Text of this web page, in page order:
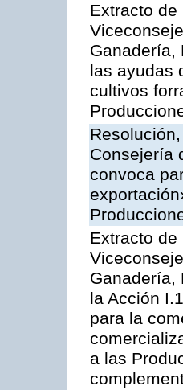
Extracto
Ganadería,
las ayudas
cultivos
Consejería
convoca
Extracto
Ganadería,
la Acción
para la
a las